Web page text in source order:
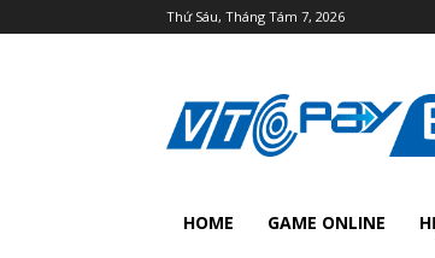
Thứ Sáu, Tháng Tám 7, 2026
HOME GAME ONLINE